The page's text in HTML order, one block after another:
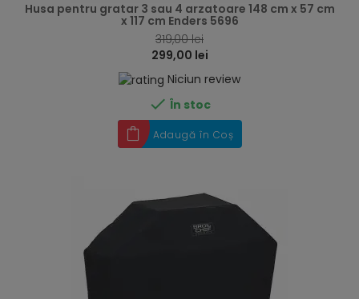
Husa pentru gratar 3 sau 4 arzatoare 148 cm x 57 cm
x 117 cm Enders 5696
319,00 lei
299,00 lei
Niciun review
 În stoc
Adaugă în Coș